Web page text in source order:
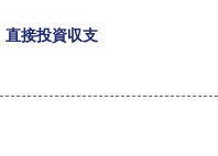
直接投資収支